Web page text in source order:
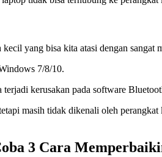
yang bisa kita atasi dengan sangat
7/8/10.
kerusakan pada software
masih tidak dikenali oleh
3 Cara